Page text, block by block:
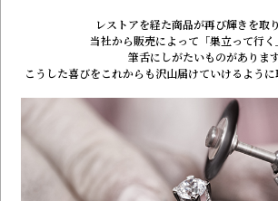
レストアを経た商品が再び輝きを取り
当社から販売によって「巣立って行
筆舌にしがたいものがありま
こうした喜びをこれからも沢山届けていけるように